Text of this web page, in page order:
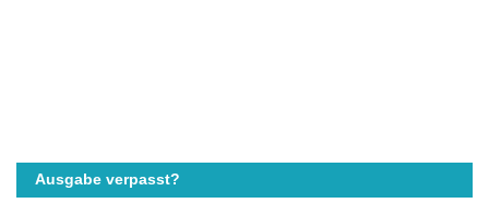
Ausgabe verpasst?